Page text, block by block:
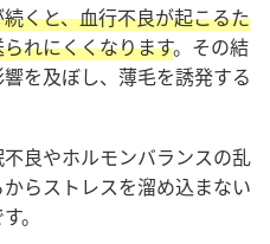
くと、血行不良が起こるた
れにくくなります。その結
を及ぼし、薄毛を誘発する
良やホルモンバランスの乱
らストレスを溜め込まない
。